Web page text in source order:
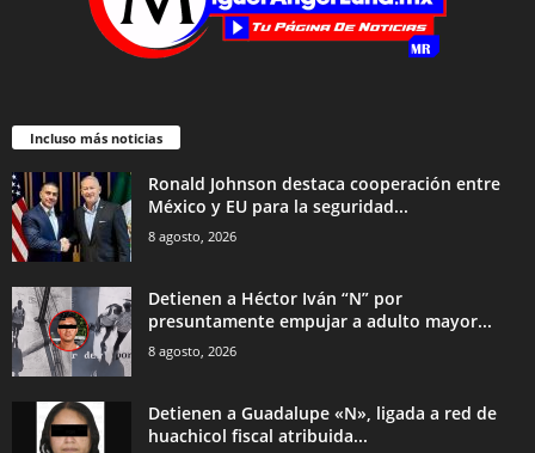
Incluso más noticias
Ronald Johnson destaca cooperación entre
México y EU para la seguridad...
8 agosto, 2026
Detienen a Héctor Iván “N” por
presuntamente empujar a adulto mayor...
8 agosto, 2026
Detienen a Guadalupe «N», ligada a red de
huachicol fiscal atribuida...